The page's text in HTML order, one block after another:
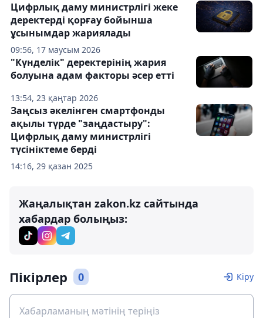
09:56, 17 маусым 2026
Цифрлық даму министрлігі жеке
деректерді қорғау бойынша
ұсынымдар жариялады
13:54, 23 қаңтар 2026
"Күнделік" деректерінің жария
болуына адам факторы әсер етті
14:16, 29 қазан 2025
Заңсыз әкелінген смартфонды
ақылы түрде "заңдастыру":
Цифрлық даму министрлігі
түсініктеме берді
Жаңалықтан zakon.kz сайтында
хабардар болыңыз:
Пікірлер 0 Кіру